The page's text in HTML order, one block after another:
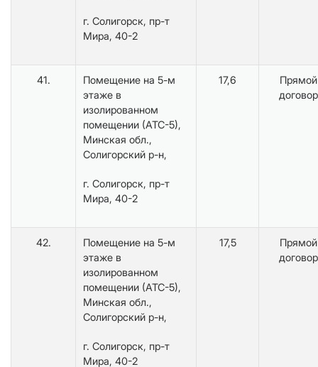
г. Солигорск, пр-т
Мира, 40-2
41.
Помещение на 5-м
этаже в
изолированном
помещении (АТС-5),
Минская обл.,
Солигорский р-н,
г. Солигорск, пр-т
Мира, 40-2
17,6
Прямой
договор
42.
Помещение на 5-м
этаже в
изолированном
помещении (АТС-5),
Минская обл.,
Солигорский р-н,
г. Солигорск, пр-т
Мира, 40-2
17,5
Прямой
договор